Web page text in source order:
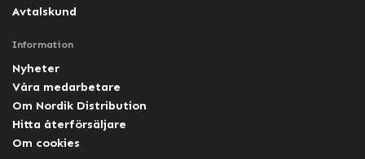
Avtalskund
Information
Nyheter
Våra medarbetare
Om Nordik Distribution
Hitta återförsäljare
Om cookies